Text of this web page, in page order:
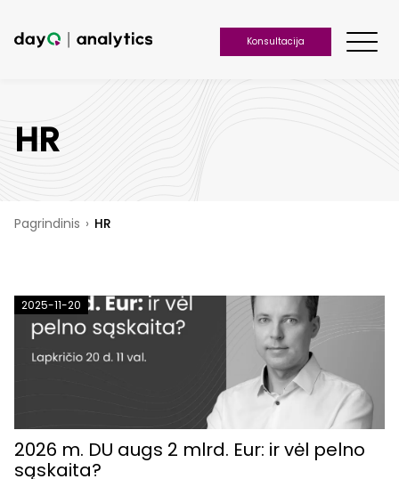
Konsultacija
HR
Pagrindinis › HR
2025-11-20
2026 m. DU augs 2 mlrd. Eur: ir vėl pelno
sąskaita?